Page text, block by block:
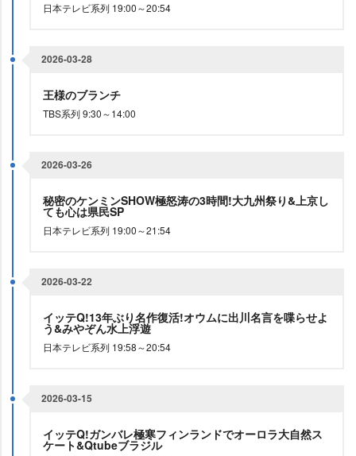
日本テレビ系列 19:00～20:54
2026-03-28
王様のブランチ
TBS系列 9:30～14:00
2026-03-26
秘密のケンミンSHOW極怒涛の3時間!大九州祭り&上京し
ても心は県民SP
日本テレビ系列 19:00～21:54
2026-03-22
イッテQ!13年ぶり名作復活!オウムに出川名言を喋らせよ
う&みやぞん水上浮遊
日本テレビ系列 19:58～20:54
2026-03-15
イッテQ!ガンバレ極寒フィンランドでオーロラ大自然ス
ケート&Qtubeブラジル